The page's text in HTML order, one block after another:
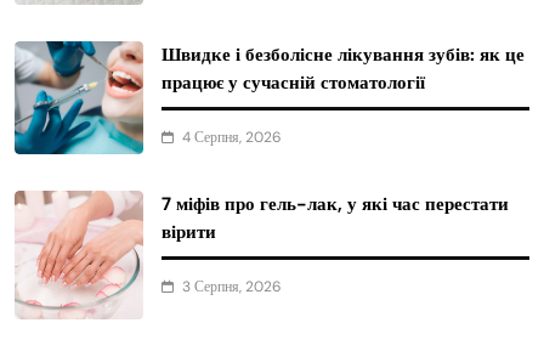
Швидке і безболісне лікування зубів: як це
працює у сучасній стоматології
4 Серпня, 2026
7 міфів про гель-лак, у які час перестати
вірити
3 Серпня, 2026